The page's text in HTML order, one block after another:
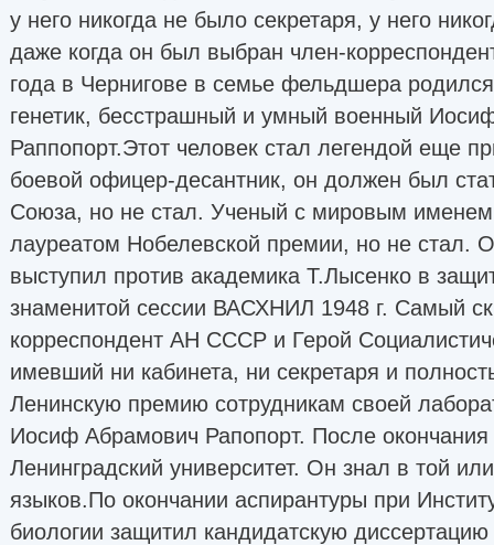
у него никогда не было секретаря, у него
даже когда он был выбран член-
года в Чернигове в семье фельдшера
генетик, бесстрашный и умный военный
Раппопорт.Этот человек стал легендой еще
боевой офицер-десантник, он должен был
Союза, но не стал. Ученый с мировым
лауреатом Нобелевской премии, но не стал.
выступил против академика Т.Лысенко в
знаменитой сессии ВАСХНИЛ 1948 г. Самый
корреспондент АН СССР и Герой
имевший ни кабинета, ни секретаря и
Ленинскую премию сотрудникам своей
Иосиф Абрамович Рапопорт. После
Ленинградский университет. Он знал в той
языков.По окончании аспирантуры при
биологии защитил кандидатскую